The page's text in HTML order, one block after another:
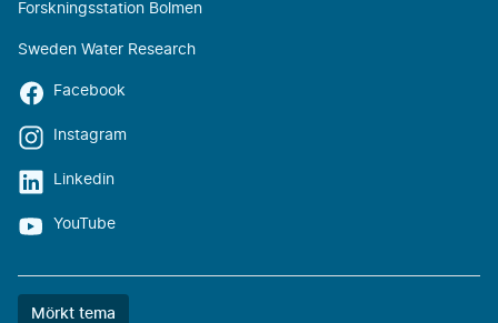
Forskningsstation Bolmen
Sweden Water Research
Facebook
Instagram
Linkedin
YouTube
Färgtemat
Mörkt tema